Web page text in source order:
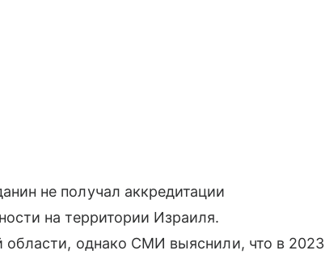
не получал аккредитации
на территории Израиля.
однако СМИ выяснили, что в 2023